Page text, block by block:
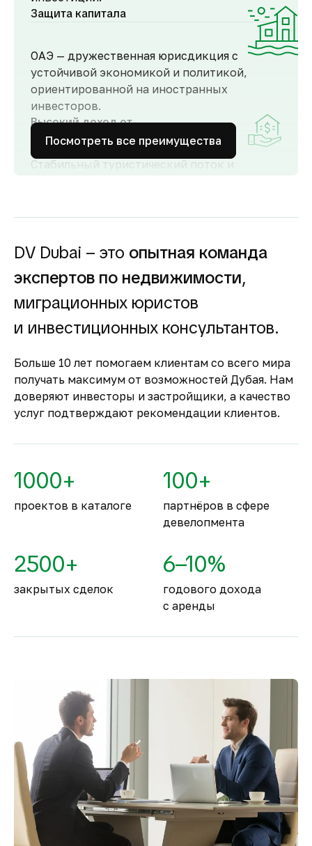
Защита капитала
ОАЭ — дружественная юрисдикция с
устойчивой экономикой и политикой,
ориентированной на иностранных
инвесторов.
Высокий доход от
аренды
Стабильный туристический поток и
доходность для инвесторов как от
аренды.
строящуюся
недвижимость
Оплата за объект поступает на эскроу-счёт.
Застройщик сможет получить с него деньги
только после ввода объекта в
Комфортное и
безопасное место для
жизни
По уровню безопасности жизни
занимают второе место в мире.
Посмотреть все преимущества
DV Dubai – это опытная команда
экспертов по недвижимости,
миграционных юристов
и инвестиционных консультантов.
Больше 10 лет помогаем клиентам со всего мира
получать максимум от возможностей Дубая. Нам
доверяют инвесторы и застройщики, а качество
услуг подтверждают рекомендации клиентов.
1000+
проектов в каталоге
100+
партнёров в сфере
девелопмента
2500+
закрытых сделок
6–10%
годового дохода
с аренды